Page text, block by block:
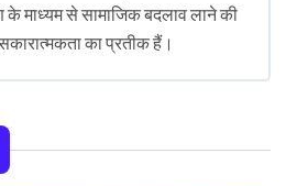
के माध्यम से सामाजिक बदलाव लाने की
का प्रतीक हैं।